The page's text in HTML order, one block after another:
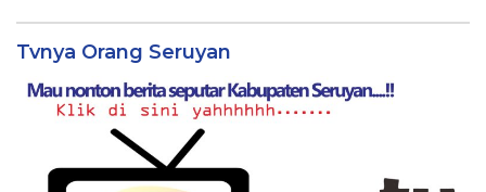
Tvnya Orang Seruyan